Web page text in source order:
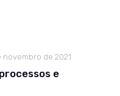
novembro de 2021
e